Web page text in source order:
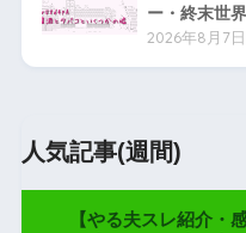
ー・終末世界
2026年8月7日
人気記事(週間)